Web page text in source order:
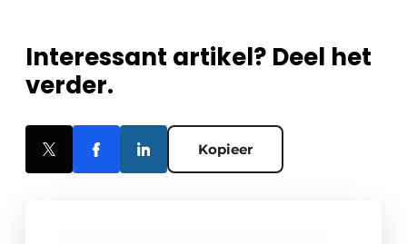
Interessant artikel? Deel het
verder.
Kopieer